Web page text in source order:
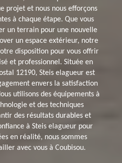
projet et nous nous efforçons
à chaque étape. Que vous
un terrain pour une nouvelle
un espace extérieur, notre
disposition pour vous offrir
et professionnel. Située en
12190, Steis elagueur est
envers la satisfaction
utilisons des équipements à
et des techniques
des résultats durables et
à Steis elagueur pour
en réalité, nous sommes
avec vous à Coubisou.